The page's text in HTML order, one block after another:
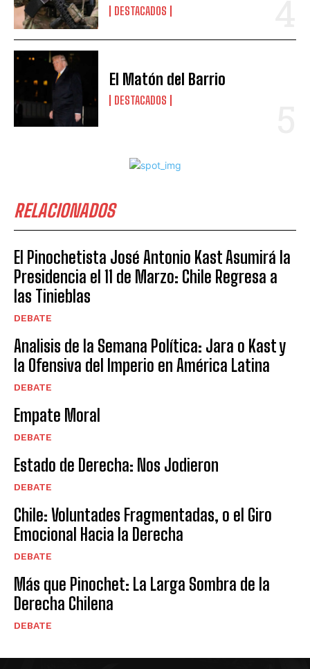
DESTACADOS
El Matón del Barrio
DESTACADOS
RELACIONADOS
El Pinochetista José Antonio Kast Asumirá la
Presidencia el 11 de Marzo: Chile Regresa a
las Tinieblas
DEBATE
Analisis de la Semana Política: Jara o Kast y
la Ofensiva del Imperio en América Latina
DEBATE
Empate Moral
DEBATE
Estado de Derecha: Nos Jodieron
DEBATE
Chile: Voluntades Fragmentadas, o el Giro
Emocional Hacia la Derecha
DEBATE
Más que Pinochet: La Larga Sombra de la
Derecha Chilena
DEBATE